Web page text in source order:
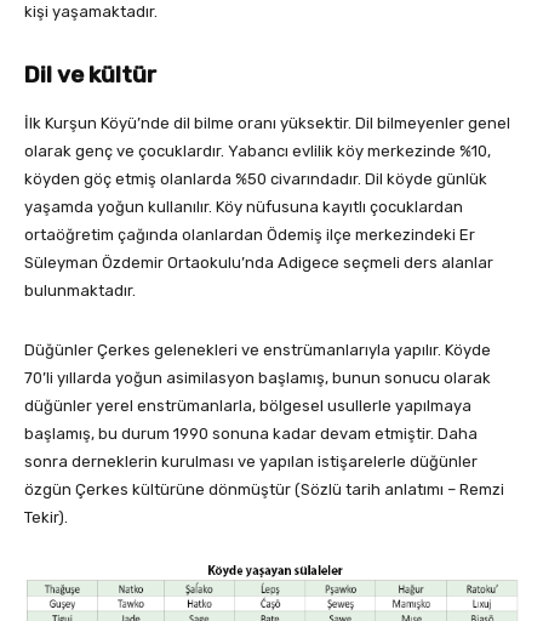
kişi yaşamaktadır.
Dil ve kültür
İlk Kurşun Köyü’nde dil bilme oranı yüksektir. Dil bilmeyenler genel
olarak genç ve çocuklardır. Yabancı evlilik köy merkezinde %10,
köyden göç etmiş olanlarda %50 civarındadır. Dil köyde günlük
yaşamda yoğun kullanılır. Köy nüfusuna kayıtlı çocuklardan
ortaöğretim çağında olanlardan Ödemiş ilçe merkezindeki Er
Süleyman Özdemir Ortaokulu’nda Adigece seçmeli ders alanlar
bulunmaktadır.
Düğünler Çerkes gelenekleri ve enstrümanlarıyla yapılır. Köyde
70’li yıllarda yoğun asimilasyon başlamış, bunun sonucu olarak
düğünler yerel enstrümanlarla, bölgesel usullerle yapılmaya
başlamış, bu durum 1990 sonuna kadar devam etmiştir. Daha
sonra derneklerin kurulması ve yapılan istişarelerle düğünler
özgün Çerkes kültürüne dönmüştür (Sözlü tarih anlatımı – Remzi
Tekir).